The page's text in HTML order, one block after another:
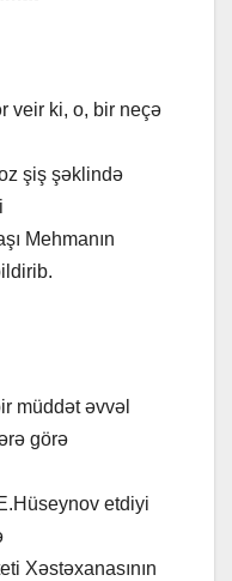
veir ki, o, bir neçə
şiş şəklində
Mehmanın
müddət əvvəl
görə
E.Hüseynov etdiyi
Xəstəxanasının